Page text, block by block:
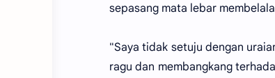
sepasang mata lebar
"Saya tidak setuju dengan
ragu dan membangkang